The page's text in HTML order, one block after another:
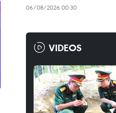
06/08/2026 00:30
VIDEOS